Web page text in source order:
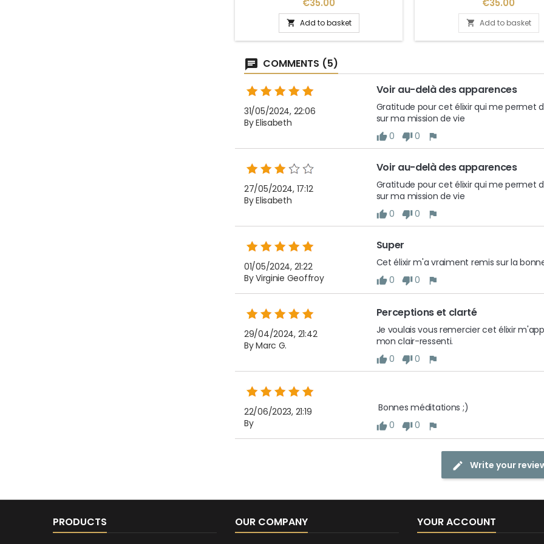
contient dans notre aura. En plus d'un
effet immédiat, il nous aide à l’intégrer
et la développer dans notre quotidien.
L'utiliser en méditation permettra
d'amplifier son intégration, sa
compréhension et donc sa
manifestation.
€35.00
 Add to basket
contient dans notre aura. En
effet immédiat, il nous aide à
et la développer dans notre
L'utiliser en méditation
manifestation.
€35.00
 Add to basket
COMMENTS (5)
31/05/2024, 22:06
By Elisabeth
Voir au-delà des apparences
Gratitude pour cet élixir qui me permet
sur ma mission de vie
0
0
27/05/2024, 17:12
By Elisabeth
Voir au-delà des apparences
Gratitude pour cet élixir qui me permet
sur ma mission de vie
0
0
01/05/2024, 21:22
By Virginie Geoffroy
Super
Cet élixir m'a vraiment remis sur la
0
0
29/04/2024, 21:42
By Marc G.
Perceptions et clarté
Je voulais vous remercier cet élixir
mon clair-ressenti.
0
0
22/06/2023, 21:19
By
Bonnes méditations ;)
0
0
Write your
PRODUCTS OUR COMPANY YOUR ACCOUNT